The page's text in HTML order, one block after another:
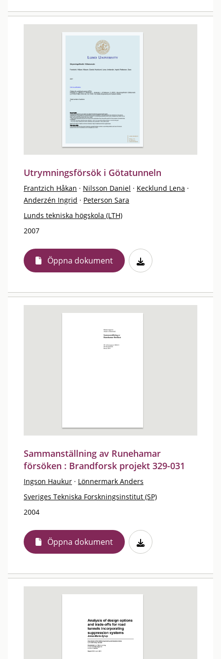
Utrymningsförsök i Götatunneln
Frantzich Håkan · Nilsson Daniel · Kecklund Lena ·
Anderzén Ingrid · Peterson Sara
Lunds tekniska högskola (LTH)
2007
Öppna dokument
Sammanställning av Runehamar
försöken : Brandforsk projekt 329-031
Ingson Haukur · Lönnermark Anders
Sveriges Tekniska Forskningsinstitut (SP)
2004
Öppna dokument